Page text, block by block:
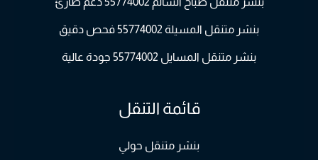
بنشر متنقل المسيلة 55774002 فحص دقيق
بنشر متنقل المسايل 55774002 جودة عالية
قائمة التنقل
بنشر متنقل حولي